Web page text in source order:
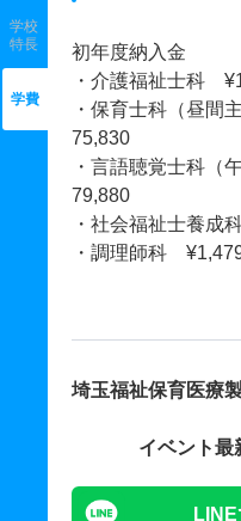
学校
特長
学費
初年度納入金
・介護福祉士科
・保育士科（昼間
75,830
・言語聴覚士科
79,880
・社会福祉士養
・調理師科
埼玉福祉保育医療
イベント最